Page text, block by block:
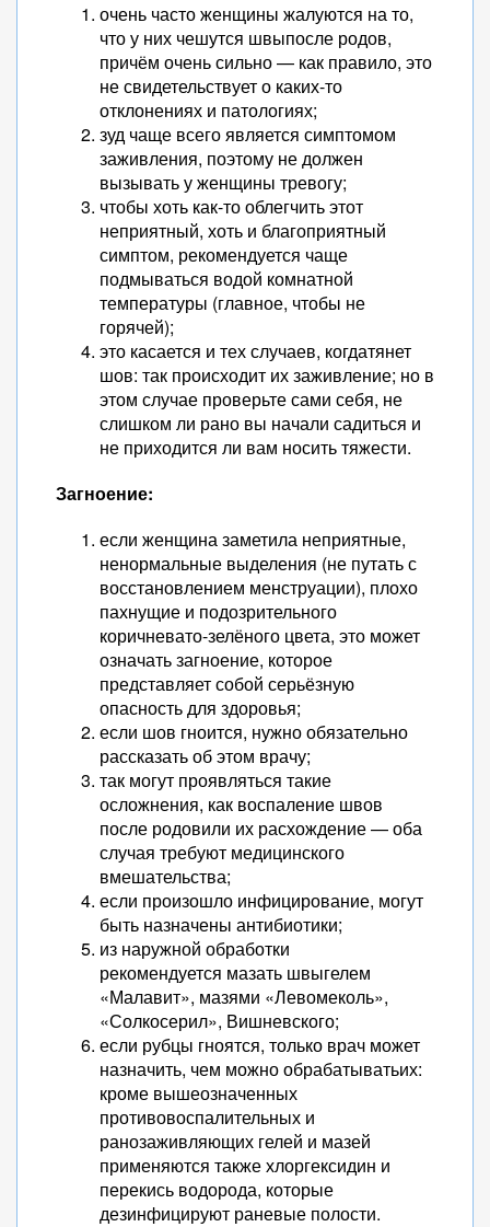
очень часто женщины жалуются на то,
что у них чешутся швыпосле родов,
причём очень сильно — как правило, это
не свидетельствует о каких-то
отклонениях и патологиях;
зуд чаще всего является симптомом
заживления, поэтому не должен
вызывать у женщины тревогу;
чтобы хоть как-то облегчить этот
неприятный, хоть и благоприятный
симптом, рекомендуется чаще
подмываться водой комнатной
температуры (главное, чтобы не
горячей);
это касается и тех случаев, когдатянет
шов: так происходит их заживление; но в
этом случае проверьте сами себя, не
слишком ли рано вы начали садиться и
не приходится ли вам носить тяжести.
Загноение:
если женщина заметила неприятные,
ненормальные выделения (не путать с
восстановлением менструации), плохо
пахнущие и подозрительного
коричневато-зелёного цвета, это может
означать загноение, которое
представляет собой серьёзную
опасность для здоровья;
если шов гноится, нужно обязательно
рассказать об этом врачу;
так могут проявляться такие
осложнения, как воспаление швов
после родовили их расхождение — оба
случая требуют медицинского
вмешательства;
если произошло инфицирование, могут
быть назначены антибиотики;
из наружной обработки
рекомендуется мазать швыгелем
«Малавит», мазями «Левомеколь»,
«Солкосерил», Вишневского;
если рубцы гноятся, только врач может
назначить, чем можно обрабатыватьих:
кроме вышеозначенных
противовоспалительных и
ранозаживляющих гелей и мазей
применяются также хлоргексидин и
перекись водорода, которые
дезинфицируют раневые полости.